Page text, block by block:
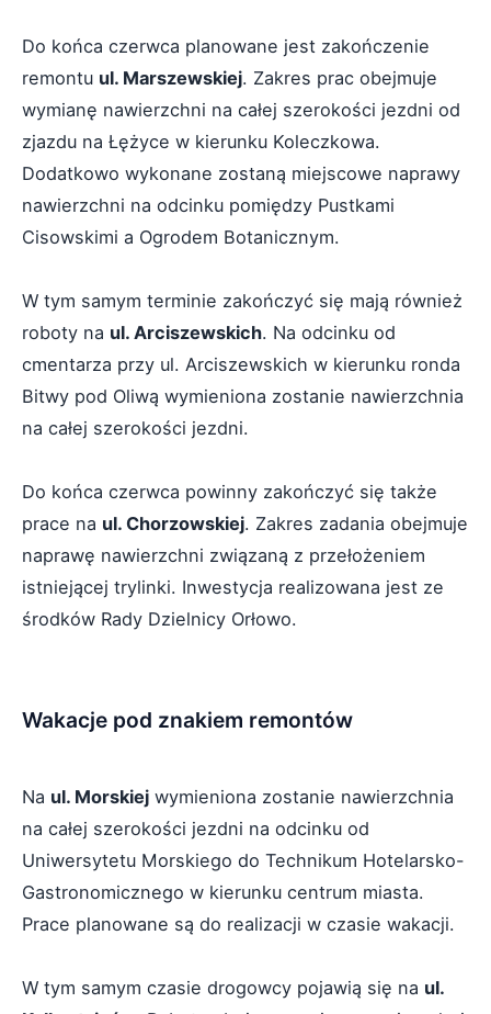
Do końca czerwca planowane jest zakończenie
remontu ul. Marszewskiej. Zakres prac obejmuje
wymianę nawierzchni na całej szerokości jezdni od
zjazdu na Łężyce w kierunku Koleczkowa.
Dodatkowo wykonane zostaną miejscowe naprawy
nawierzchni na odcinku pomiędzy Pustkami
Cisowskimi a Ogrodem Botanicznym.
W tym samym terminie zakończyć się mają również
roboty na ul. Arciszewskich. Na odcinku od
cmentarza przy ul. Arciszewskich w kierunku ronda
Bitwy pod Oliwą wymieniona zostanie nawierzchnia
na całej szerokości jezdni.
Do końca czerwca powinny zakończyć się także
prace na ul. Chorzowskiej. Zakres zadania obejmuje
naprawę nawierzchni związaną z przełożeniem
istniejącej trylinki. Inwestycja realizowana jest ze
środków Rady Dzielnicy Orłowo.
Wakacje pod znakiem remontów
Na ul. Morskiej wymieniona zostanie nawierzchnia
na całej szerokości jezdni na odcinku od
Uniwersytetu Morskiego do Technikum Hotelarsko-
Gastronomicznego w kierunku centrum miasta.
Prace planowane są do realizacji w czasie wakacji.
W tym samym czasie drogowcy pojawią się na ul.